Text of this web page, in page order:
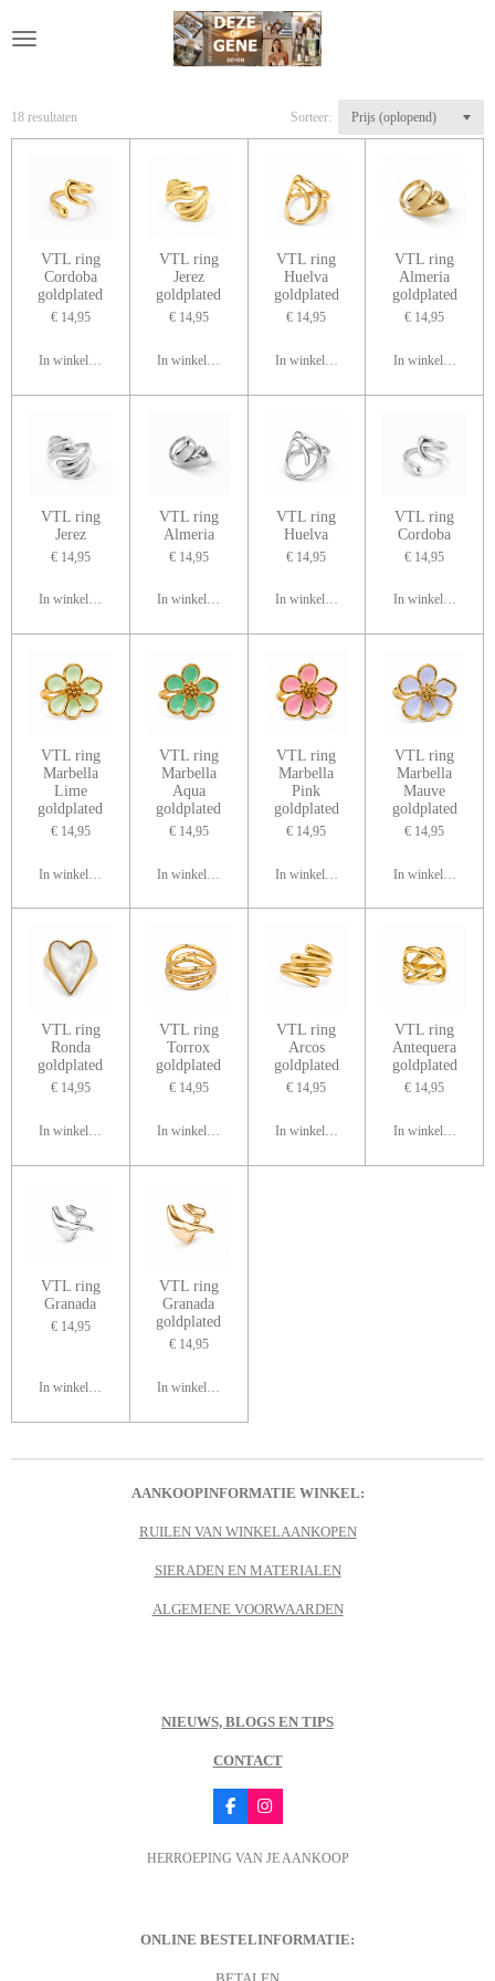
direct
18 resultaten
Sorteer:
VTL ring
Cordoba
goldplated
€ 14,95
In winkelwagen
VTL ring
Jerez
goldplated
€ 14,95
In winkelwagen
VTL ring
Huelva
goldplated
€ 14,95
In winkelwagen
VTL ring
Almeria
goldplated
€ 14,95
In winkelwagen
VTL ring
Jerez
€ 14,95
In winkelwagen
VTL ring
Almeria
€ 14,95
In winkelwagen
VTL ring
Huelva
€ 14,95
In winkelwagen
VTL ring
Cordoba
€ 14,95
In winkelwagen
VTL ring
Marbella
Lime
goldplated
€ 14,95
In winkelwagen
VTL ring
Marbella
Aqua
goldplated
€ 14,95
In winkelwagen
VTL ring
Marbella
Pink
goldplated
€ 14,95
In winkelwagen
VTL ring
Marbella
Mauve
goldplated
€ 14,95
In winkelwagen
VTL ring
Ronda
goldplated
€ 14,95
In winkelwagen
VTL ring
Torrox
goldplated
€ 14,95
In winkelwagen
VTL ring
Arcos
goldplated
€ 14,95
In winkelwagen
VTL ring
Antequera
goldplated
€ 14,95
In winkelwagen
VTL ring
Granada
€ 14,95
In winkelwagen
VTL ring
Granada
goldplated
€ 14,95
In winkelwagen
AANKOOPINFORMATIE WINKEL:
RUILEN VAN WINKELAANKOPEN
SIERADEN EN MATERIALEN
ALGEMENE VOORWAARDEN
NIEUWS, BLOGS EN TIPS
CONTACT
F
a
e
I
n
t
m
HERROEPING VAN JE AANKOOP
ONLINE BESTELINFORMATIE: